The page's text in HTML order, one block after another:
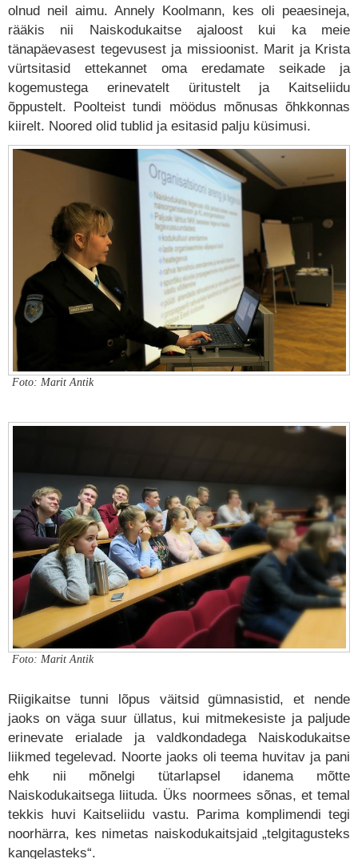
olnud neil aimu. Annely Koolmann, kes oli peaesineja,
rääkis nii Naiskodukaitse ajaloost kui ka meie
tänapäevasest tegevusest ja missioonist. Marit ja Krista
vürtsitasid ettekannet oma eredamate seikade ja
kogemustega erinevatelt üritustelt ja Kaitseliidu
õppustelt. Poolteist tundi möödus mõnusas õhkkonnas
kiirelt. Noored olid tublid ja esitasid palju küsimusi.
Foto: Marit Antik
Foto: Marit Antik
Riigikaitse tunni lõpus väitsid gümnasistid, et nende
jaoks on väga suur üllatus, kui mitmekesiste ja paljude
erinevate erialade ja valdkondadega Naiskodukaitse
liikmed tegelevad. Noorte jaoks oli teema huvitav ja pani
ehk nii mõnelgi tütarlapsel idanema mõtte
Naiskodukaitsega liituda. Üks noormees sõnas, et temal
tekkis huvi Kaitseliidu vastu. Parima komplimendi tegi
noorhärra, kes nimetas naiskodukaitsjaid „telgitagusteks
kangelasteks“.